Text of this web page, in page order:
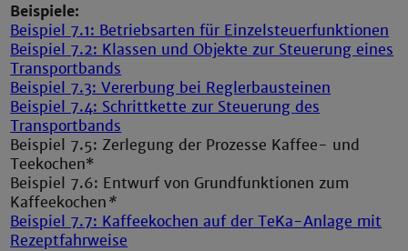
Beispiele:
Beispiel 7.1: Betriebsarten für Einzelsteuerfunktionen
Beispiel 7.2: Klassen und Objekte zur Steuerung eines
Transportbands
Beispiel 7.3: Vererbung bei Reglerbausteinen
Beispiel 7.4: Schrittkette zur Steuerung des
Transportbands
Beispiel 7.5: Zerlegung der Prozesse Kaffee- und
Teekochen*
Beispiel 7.6: Entwurf von Grundfunktionen zum
Kaffeekochen*
Beispiel 7.7: Kaffeekochen auf der TeKa-Anlage mit
Rezeptfahrweise